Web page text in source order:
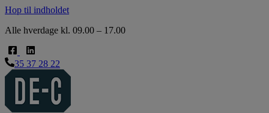
Hop til indholdet
Alle hverdage kl. 09.00 – 17.00
35 37 28 22